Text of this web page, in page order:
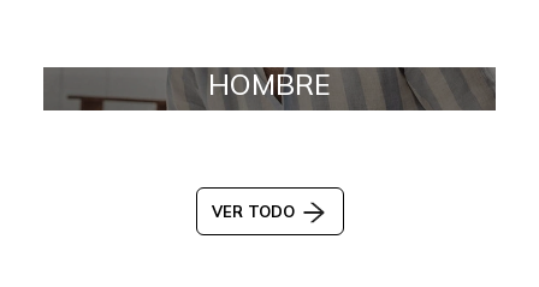
HOMBRE
VER TODO